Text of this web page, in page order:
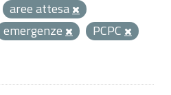
aree attesa
emergenze PCPC